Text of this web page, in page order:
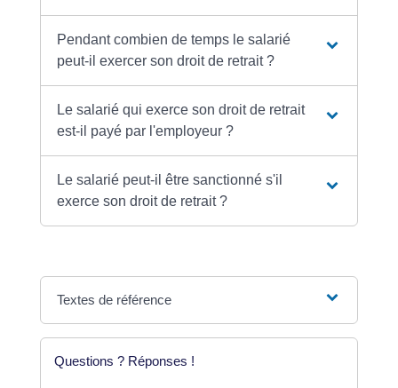
Pendant combien de temps le salarié
peut-il exercer son droit de retrait ?
Le salarié qui exerce son droit de retrait
est-il payé par l'employeur ?
Le salarié peut-il être sanctionné s'il
exerce son droit de retrait ?
Textes de référence
Questions ? Réponses !